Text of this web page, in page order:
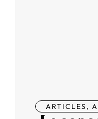
ARTICLES,